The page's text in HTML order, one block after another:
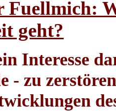
Fuellmich:
geht?
Interesse
- zu